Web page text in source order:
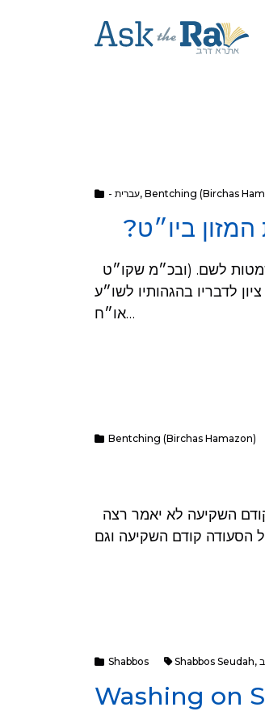
- עברית, Bentching (Birchas
ביו״ט?
לדבריו בהגהותיו לשו״ע
או״ח…
Bentching (Birchas Hamazon)
Shabbos Shabbos Seudah,
Washing on